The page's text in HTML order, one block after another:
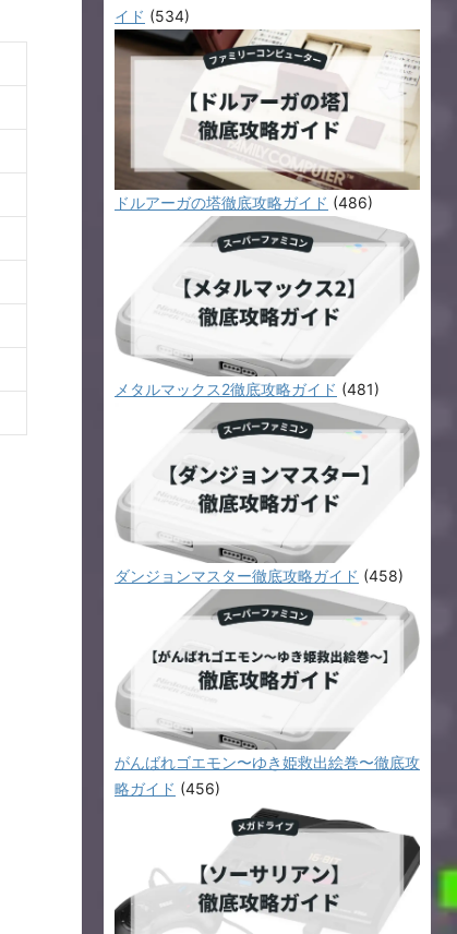
イド (534)
ドルアーガの塔徹底攻略ガイド (486)
メタルマックス2徹底攻略ガイド (481)
ダンジョンマスター徹底攻略ガイド (458)
がんばれゴエモン〜ゆき姫救出絵巻〜徹底攻
略ガイド (456)